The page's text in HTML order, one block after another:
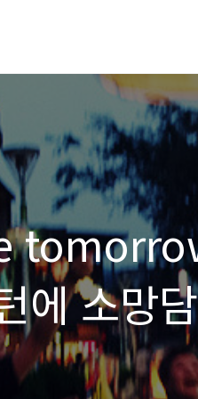
에 소망